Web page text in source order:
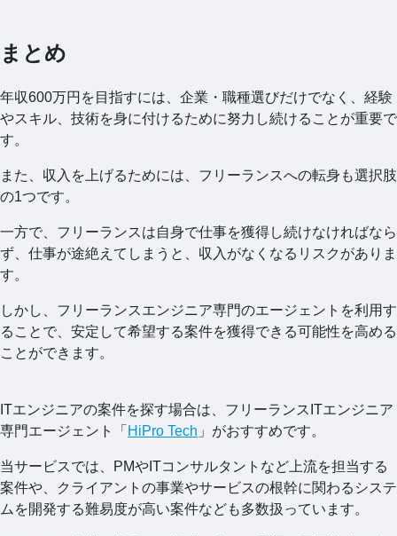
まとめ
年収600万円を目指すには、企業・職種選びだけでなく、経験
やスキル、技術を身に付けるために努力し続けることが重要で
す。
また、収入を上げるためには、フリーランスへの転身も選択肢
の1つです。
一方で、フリーランスは自身で仕事を獲得し続けなければなら
ず、仕事が途絶えてしまうと、収入がなくなるリスクがありま
す。
しかし、フリーランスエンジニア専門のエージェントを利用す
ることで、安定して希望する案件を獲得できる可能性を高める
ことができます。
ITエンジニアの案件を探す場合は、フリーランスITエンジニア
専門エージェント「 HiPro Tech 」がおすすめです。
当サービスでは、PMやITコンサルタントなど上流を担当する
案件や、クライアントの事業やサービスの根幹に関わるシステ
ムを開発する難易度が高い案件なども多数扱っています。